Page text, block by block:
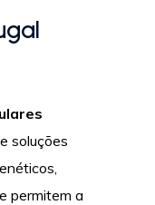
soluções
permitem a